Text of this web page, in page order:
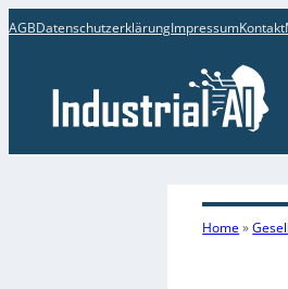
AGBDatenschutzerklärungImpressumKontakt
Home»